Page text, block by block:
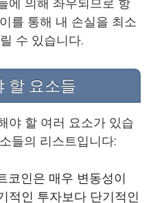
를 통해 내 손실을 최소
수 있습니다.
할 요소들
야 할 여러 요소가 있습
들의 리스트입니다:
코인은 매우 변동성이
적인 투자보다 단기적인